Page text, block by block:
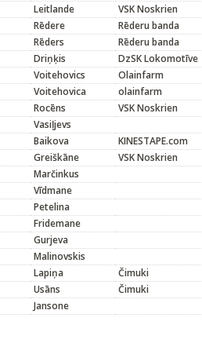
Leitlande
VSK Noskrien
Rēdere
Rēderu banda
Rēders
Rēderu banda
Driņķis
DzSK Lokomotīve
Voitehovics
Olainfarm
Voitehovica
olainfarm
Rocēns
VSK Noskrien
Vasiļjevs
Baikova
KINESTAPE.com
Greiškāne
VSK Noskrien
Marčinkus
Vīdmane
Petelina
Fridemane
Gurjeva
Malinovskis
Lapiņa
Čimuki
Usāns
Čimuki
Jansone